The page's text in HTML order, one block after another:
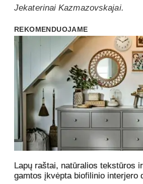
Jekaterinai Kazmazovskajai.
REKOMENDUOJAME
Lapų raštai, natūralios tekstūros
gamtos įkvėpta biofilinio interjero